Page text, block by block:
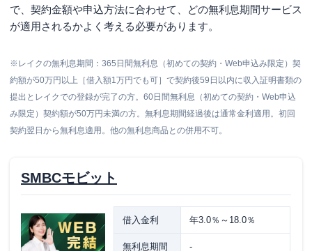
で、契約金額や申込方法に合わせて、どの無利息期間サービス
が適用されるかよく考える必要があります。
※レイクの無利息期間：365日間無利息（初めての契約・Web申込み限定）契
約額が50万円以上［借入額1万円でも可］で契約後59日以内に収入証明書類の
提出とレイクでの登録が完了の方。60日間無利息（初めての契約・Web申込
み限定）契約額が50万円未満の方。無利息期間経過後は通常金利適用。初回
契約翌日から無利息適用。他の無利息商品との併用不可。
SMBCモビット
借入金利 年3.0％～18.0％
無利息期間 -